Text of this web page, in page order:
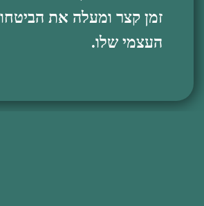
זמן קצר ומעלה את
העצמי שלו.